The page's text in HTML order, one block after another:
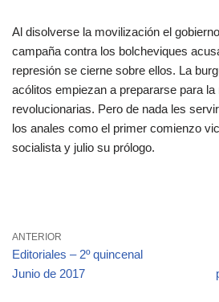
Al disolverse la movilización el
campaña contra los bolcheviques
represión se cierne sobre ellos. La
acólitos empiezan a prepararse para
revolucionarias. Pero de nada les
los anales como el primer comienzo
socialista y julio su prólogo.
ANTERIOR
Editoriales – 2º quincenal
Junio de 2017